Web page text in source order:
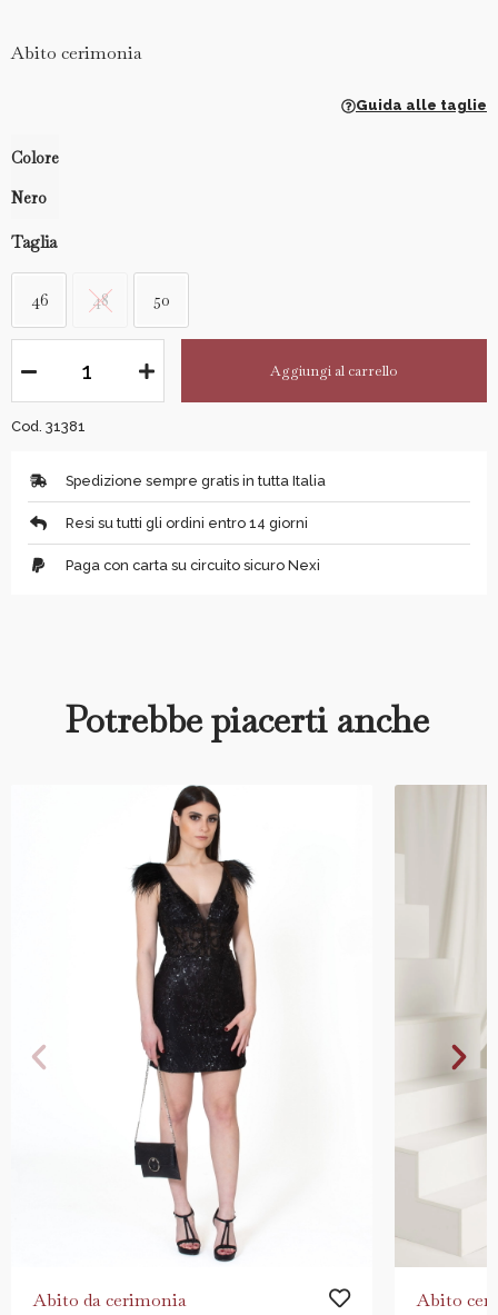
Abito cerimonia
Guida alle taglie
Colore
Nero
Taglia
46 48 50
Aggiungi al carrello
Cod. 31381
Spedizione sempre gratis in tutta Italia
Resi su tutti gli ordini entro 14 giorni
Paga con carta su circuito sicuro Nexi
Potrebbe piacerti anche
Abito da cerimonia Abito